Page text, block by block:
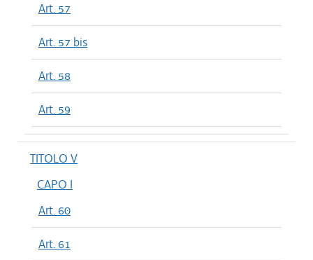
Art. 57
Art. 57 bis
Art. 58
Art. 59
TITOLO V
CAPO I
Art. 60
Art. 61